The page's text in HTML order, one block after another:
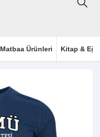
Matbaa Ürünleri Kitap &